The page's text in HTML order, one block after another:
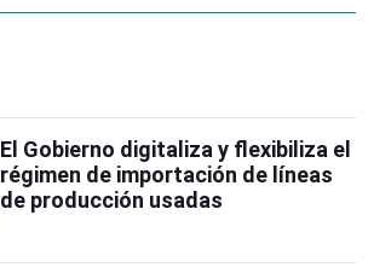
El Gobierno digitaliza y flexibiliza el
régimen de importación de líneas
de producción usadas